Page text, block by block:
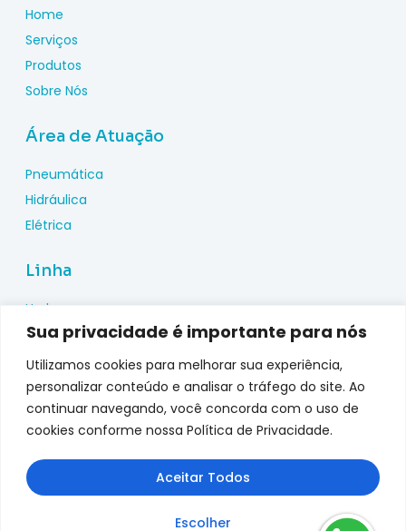
Sua privacidade é importante para nós
Utilizamos cookies para melhorar sua experiência,
personalizar conteúdo e analisar o tráfego do site. Ao
continuar navegando, você concorda com o uso de
cookies conforme nossa Política de Privacidade.
Escolher
Aceitar Todos
Home
Serviços
Produtos
Sobre Nós
Área de Atuação
Pneumática
Hidráulica
Elétrica
Linha
Hydac
Wika
Pepperl Fuchs
Metal Work
Metalplan
Top Fusion
Genebre
jefferson